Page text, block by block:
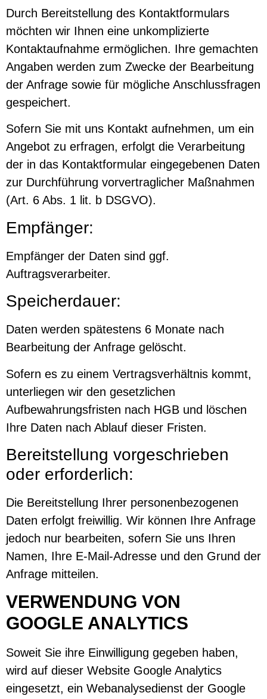
Durch Bereitstellung des Kontaktformulars
möchten wir Ihnen eine unkomplizierte
Kontaktaufnahme ermöglichen. Ihre gemachten
Angaben werden zum Zwecke der Bearbeitung
der Anfrage sowie für mögliche Anschlussfragen
gespeichert.
Sofern Sie mit uns Kontakt aufnehmen, um ein
Angebot zu erfragen, erfolgt die Verarbeitung
der in das Kontaktformular eingegebenen Daten
zur Durchführung vorvertraglicher Maßnahmen
(Art. 6 Abs. 1 lit. b DSGVO).
Empfänger:
Empfänger der Daten sind ggf.
Auftragsverarbeiter.
Speicherdauer:
Daten werden spätestens 6 Monate nach
Bearbeitung der Anfrage gelöscht.
Sofern es zu einem Vertragsverhältnis kommt,
unterliegen wir den gesetzlichen
Aufbewahrungsfristen nach HGB und löschen
Ihre Daten nach Ablauf dieser Fristen.
Bereitstellung vorgeschrieben
oder erforderlich:
Die Bereitstellung Ihrer personenbezogenen
Daten erfolgt freiwillig. Wir können Ihre Anfrage
jedoch nur bearbeiten, sofern Sie uns Ihren
Namen, Ihre E-Mail-Adresse und den Grund der
Anfrage mitteilen.
VERWENDUNG VON
GOOGLE ANALYTICS
Soweit Sie ihre Einwilligung gegeben haben,
wird auf dieser Website Google Analytics
eingesetzt, ein Webanalysedienst der Google